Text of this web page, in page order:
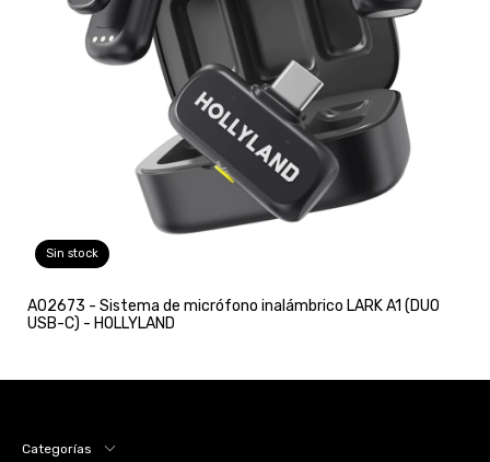
Sin stock
A02673 - Sistema de micrófono inalámbrico LARK A1 (DUO
USB-C) - HOLLYLAND
Categorías